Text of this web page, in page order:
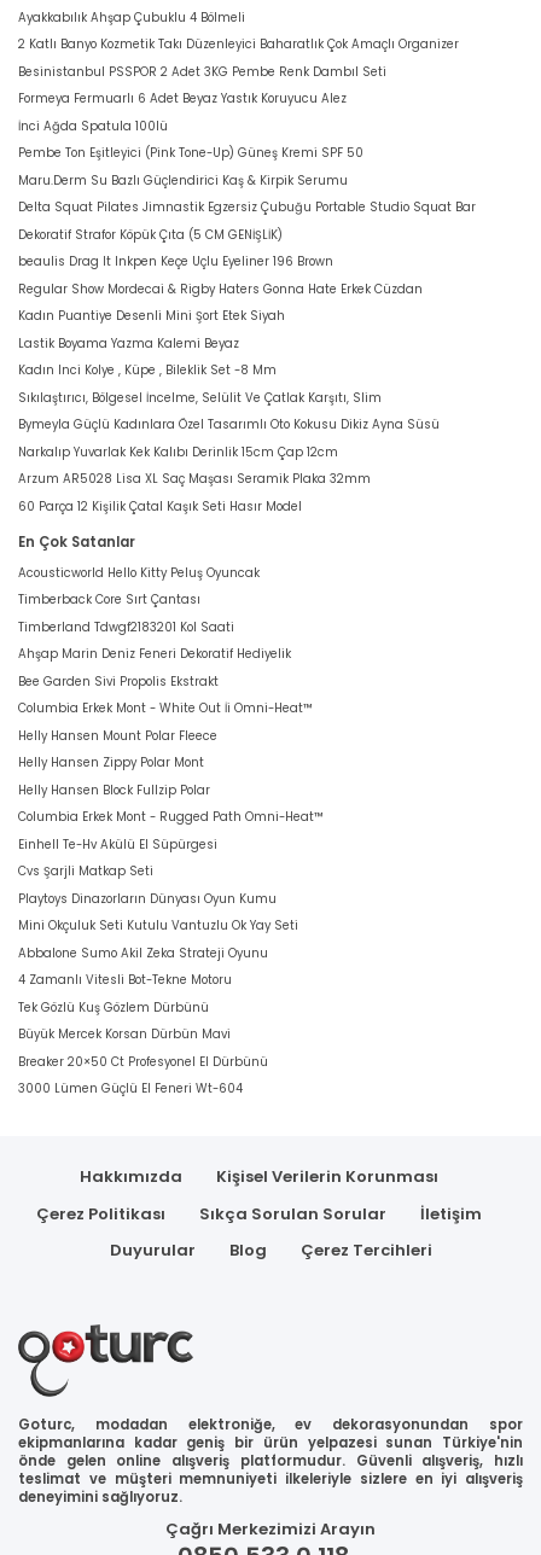
Ayakkabılık Ahşap Çubuklu 4 Bölmeli
2 Katlı Banyo Kozmetik Takı Düzenleyici Baharatlık Çok Amaçlı Organizer
Besinistanbul PSSPOR 2 Adet 3KG Pembe Renk Dambıl Seti
Formeya Fermuarlı 6 Adet Beyaz Yastık Koruyucu Alez
İnci Ağda Spatula 100lü
Pembe Ton Eşitleyici (Pink Tone-Up) Güneş Kremi SPF 50
Maru.Derm Su Bazlı Güçlendirici Kaş & Kirpik Serumu
Delta Squat Pilates Jimnastik Egzersiz Çubuğu Portable Studio Squat Bar
Dekoratif Strafor Köpük Çıta (5 CM GENİŞLİK)
beaulis Drag It Inkpen Keçe Uçlu Eyeliner 196 Brown
Regular Show Mordecai & Rigby Haters Gonna Hate Erkek Cüzdan
Kadın Puantiye Desenli Mini Şort Etek Siyah
Lastik Boyama Yazma Kalemi Beyaz
Kadın Inci Kolye , Küpe , Bileklik Set -8 Mm
Sıkılaştırıcı, Bölgesel İncelme, Selülit Ve Çatlak Karşıtı, Slim
Bymeyla Güçlü Kadınlara Özel Tasarımlı Oto Kokusu Dikiz Ayna Süsü
Narkalıp Yuvarlak Kek Kalıbı Derinlik 15cm Çap 12cm
Arzum AR5028 Lisa XL Saç Maşası Seramik Plaka 32mm
60 Parça 12 Kişilik Çatal Kaşık Seti Hasır Model
En Çok Satanlar
Acousticworld Hello Kitty Peluş Oyuncak
Timberback Core Sırt Çantası
Timberland Tdwgf2183201 Kol Saati
Ahşap Marin Deniz Feneri Dekoratif Hediyelik
Bee Garden Sivi Propolis Ekstrakt
Columbia Erkek Mont - White Out İi Omni-Heat™
Helly Hansen Mount Polar Fleece
Helly Hansen Zippy Polar Mont
Helly Hansen Block Fullzip Polar
Columbia Erkek Mont - Rugged Path Omni-Heat™
Einhell Te-Hv Akülü El Süpürgesi
Cvs Şarjli Matkap Seti
Playtoys Dinazorların Dünyası Oyun Kumu
Mini Okçuluk Seti Kutulu Vantuzlu Ok Yay Seti
Abbalone Sumo Akil Zeka Strateji Oyunu
4 Zamanlı Vitesli Bot-Tekne Motoru
Tek Gözlü Kuş Gözlem Dürbünü
Büyük Mercek Korsan Dürbün Mavi
Breaker 20×50 Ct Profesyonel El Dürbünü
3000 Lümen Güçlü El Feneri Wt-604
Hakkımızda
Kişisel Verilerin Korunması
Çerez Politikası
Sıkça Sorulan Sorular
İletişim
Duyurular
Blog Çerez Tercihleri
Goturc, modadan elektroniğe, ev dekorasyonundan spor
ekipmanlarına kadar geniş bir ürün yelpazesi sunan Türkiye'nin
önde gelen online alışveriş platformudur. Güvenli alışveriş, hızlı
teslimat ve müşteri memnuniyeti ilkeleriyle sizlere en iyi alışveriş
deneyimini sağlıyoruz.
Çağrı Merkezimizi Arayın